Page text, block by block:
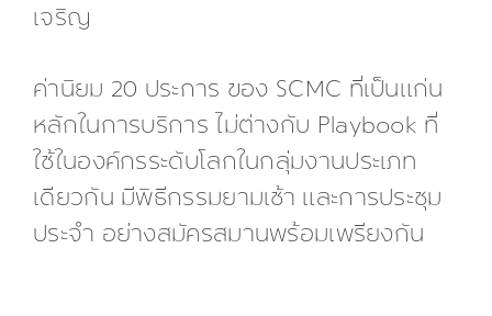
เจริญ
ค่านิยม 20 ประการ ของ SCMC ที่เป็นแก่น
หลักในการบริการ ไม่ต่างกับ Playbook ที่
ใช้ในองค์กรระดับโลกในกลุ่มงานประเภท
เดียวกัน มีพิธีกรรมยามเช้า และการประชุม
ประจำ อย่างสมัครสมานพร้อมเพรียงกัน